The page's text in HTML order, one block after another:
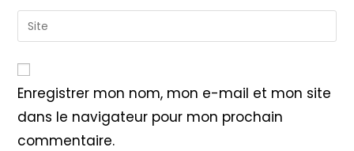
to
comment
email
address
Saisir
l’URL
votre
site
(facultatif)
Enregistrer mon nom, mon e-mail et mon site
dans le navigateur pour mon prochain
commentaire.